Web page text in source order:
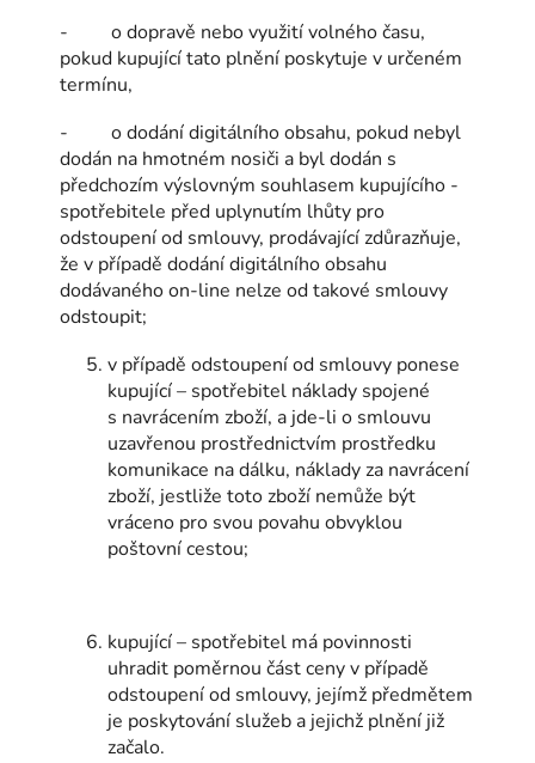
- o dopravě nebo využití volného času,
pokud kupující tato plnění poskytuje v určeném
termínu,
- o dodání digitálního obsahu, pokud nebyl
dodán na hmotném nosiči a byl dodán s
předchozím výslovným souhlasem kupujícího -
spotřebitele před uplynutím lhůty pro
odstoupení od smlouvy, prodávající zdůrazňuje,
že v případě dodání digitálního obsahu
dodávaného on-line nelze od takové smlouvy
odstoupit;
v případě odstoupení od smlouvy ponese
kupující – spotřebitel náklady spojené
s navrácením zboží, a jde-li o smlouvu
uzavřenou prostřednictvím prostředku
komunikace na dálku, náklady za navrácení
zboží, jestliže toto zboží nemůže být
vráceno pro svou povahu obvyklou
poštovní cestou;
kupující – spotřebitel má povinnosti
uhradit poměrnou část ceny v případě
odstoupení od smlouvy, jejímž předmětem
je poskytování služeb a jejichž plnění již
začalo.